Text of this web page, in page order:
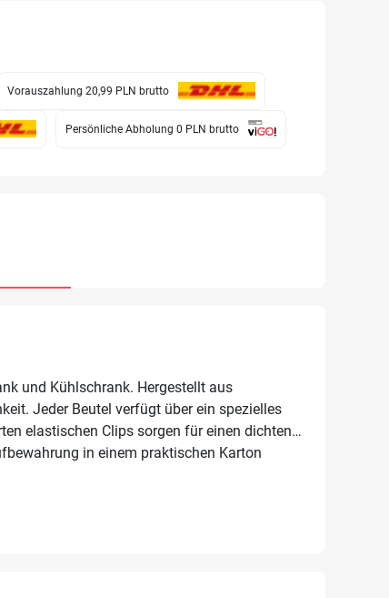
Vorauszahlung 20,99 PLN brutto
Persönliche Abholung 0 PLN brutto
und Kühlschrank. Hergestellt aus
Jeder Beutel verfügt über ein spezielles
elastischen Clips sorgen für einen dichten
in einem praktischen Karton